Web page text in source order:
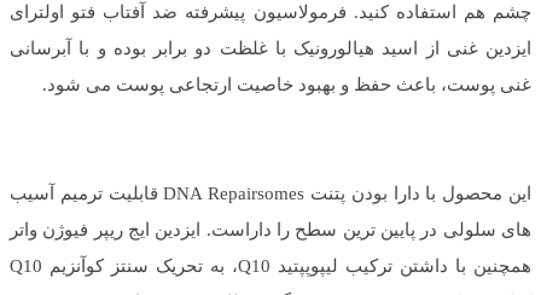
چشم هم استفاده کنید. فرمولاسیون پیشرفته ضد آفتاب فتو اولترای
ایزدین غنی از اسید هیالورونیک با غلظت دو برابر بوده و با آبرسانی
غنی پوست، باعث حفظ و بهبود خاصیت ارتجاعی پوست می شود.
این محصول با دارا بودن پتنت DNA Repairsomes قابلیت ترمیم آسیب
های سلولی در پایین ترین سطح را داراست. ایزدین ایج ریپر فیوژن واتر
همچنین با داشتن ترکیب لیپوپپتید Q10، به تحریک سنتز کوآنزیم Q10